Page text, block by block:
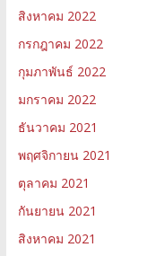
สิงหาคม 2022
กรกฎาคม 2022
กุมภาพันธ์ 2022
มกราคม 2022
ธันวาคม 2021
พฤศจิกายน 2021
ตุลาคม 2021
กันยายน 2021
สิงหาคม 2021